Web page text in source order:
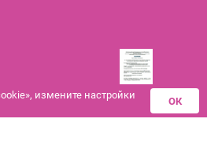
Разрешения аптек-
партнеров на
измените настройки
ОК